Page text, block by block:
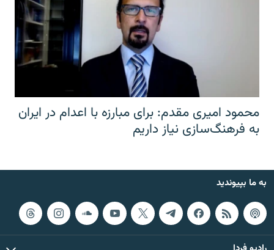
محمود امیری مقدم: برای مبارزه با اعدام در ایران
به فرهنگ‌سازی نیاز داریم
به ما بپیوندید